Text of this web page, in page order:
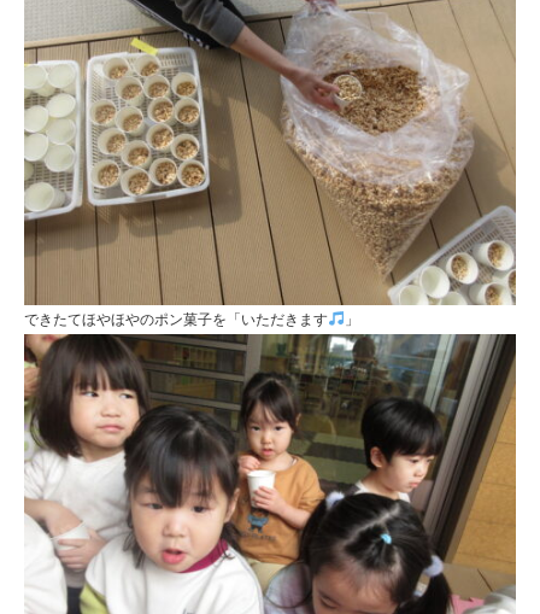
できたてほやほやのポン菓子を「いただきます 」